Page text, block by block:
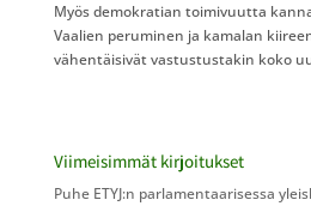
Myös demokratian toimivuutta
Vaalien peruminen ja kamalan
vähentäisivät vastustustakin koko
Viimeisimmät kirjoitukset
Puhe ETYJ:n parlamentaarisessa